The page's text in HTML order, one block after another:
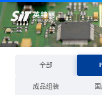
全部
成品组装